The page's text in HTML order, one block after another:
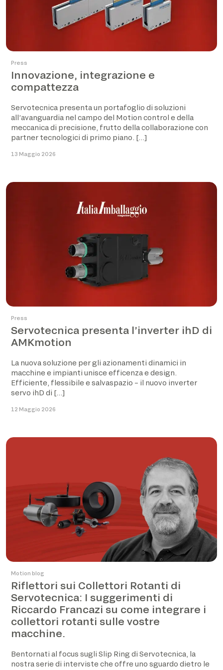
Press
Innovazione, integrazione e
compattezza
Servotecnica presenta un portafoglio di soluzioni
all’avanguardia nel campo del Motion control e della
meccanica di precisione, frutto della collaborazione con
partner tecnologici di primo piano. […]
13 Maggio 2026
Press
Servotecnica presenta l’inverter ihD di
AMKmotion
La nuova soluzione per gli azionamenti dinamici in
macchine e impianti unisce efficenza e design.
Efficiente, flessibile e salvaspazio – il nuovo inverter
servo ihD di […]
12 Maggio 2026
Motion blog
Riflettori sui Collettori Rotanti di
Servotecnica: I suggerimenti di
Riccardo Francazi su come integrare i
collettori rotanti sulle vostre
macchine.
Bentornati al focus sugli Slip Ring di Servotecnica, la
nostra serie di interviste che offre uno sguardo dietro le